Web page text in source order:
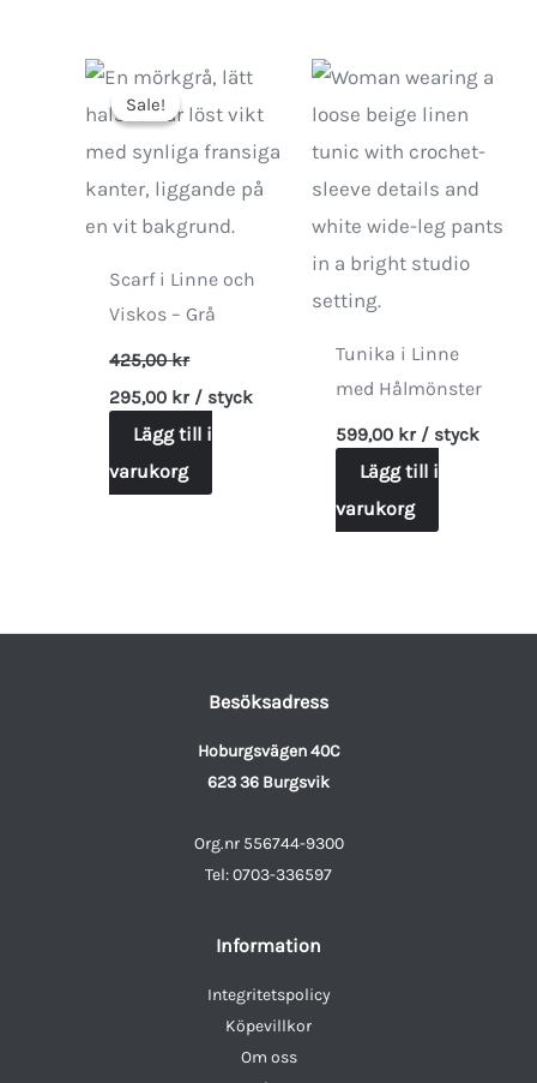
har
flera
varianter.
De
olika
alternativen
produktsidan
Sale!
Sale!
Scarf i Linne och
Viskos – Grå
425,00kr
Det
ursprungliga
priset
425,00 kr.
295,00 kr Det
nuvarande
priset
295,00 kr.
/ styck
Lägg till i
varukorg
Tunika i Linne
med Hålmönster
599,00 kr/ styck
Lägg till i
varukorg
Besöksadress
Hoburgsvägen 40C
623 36 Burgsvik
Org.nr 556744-9300
Tel: 0703-336597
Information
Integritetspolicy
Köpevillkor
Om oss